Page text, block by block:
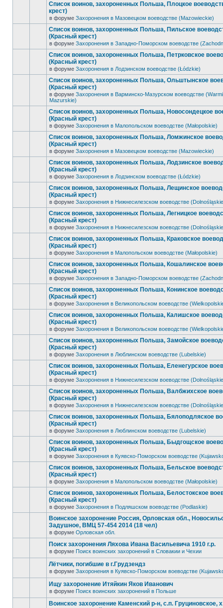
Список воинов, захороненных Польша, Плоцкое
крест)
в форуме Захоронения в Мазовецком воеводстве (Mazowieckie)
Список воинов, захороненных Польша, Пильское
(Красный крест)
в форуме Захоронения в Западно-Поморском воеводстве
Список воинов, захороненных Польша, Петрковское
(Красный крест)
в форуме Захоронения в Лодзинском воеводстве (Łódzkie)
Список воинов, захороненных Польша, Ольштынское
(Красный крест)
в форуме Захоронения в Варминско-Мазурском воеводстве
Mazurskie)
Список воинов, захороненных Польша, Новосондецкое
(Красный крест)
в форуме Захоронения в Малопольском воеводстве (Małopolskie)
Список воинов, захороненных Польша, Ломжинское
(Красный крест)
в форуме Захоронения в Мазовецком воеводстве (Mazowieckie)
Список воинов, захороненных Польша, Лодзинское
(Красный крест)
в форуме Захоронения в Лодзинском воеводстве (Łódzkie)
Список воинов, захороненных Польша, Лещинское
(Красный крест)
в форуме Захоронения в Нижнесилезском воеводстве
Список воинов, захороненных Польша, Легницкое
(Красный крест)
в форуме Захоронения в Нижнесилезском воеводстве
Список воинов, захороненных Польша, Краковское
(Красный крест)
в форуме Захоронения в Малопольском воеводстве (Małopolskie)
Список воинов, захороненных Польша, Кошалинское
(Красный крест)
в форуме Захоронения в Западно-Поморском воеводстве
Список воинов, захороненных Польша, Конинское
(Красный крест)
в форуме Захоронения в Великопольском воеводстве
Список воинов, захороненных Польша, Калишское
(Красный крест)
в форуме Захоронения в Великопольском воеводстве
Список воинов, захороненных Польша, Замойское
(Красный крест)
в форуме Захоронения в Люблинском воеводстве (Lubelskie)
Список воинов, захороненных Польша, Еленегурское
(Красный крест)
в форуме Захоронения в Нижнесилезском воеводстве
Список воинов, захороненных Польша, Валбжихское
(Красный крест)
в форуме Захоронения в Нижнесилезском воеводстве
Список воинов, захороненных Польша, Бялоподляское
(Красный крест)
в форуме Захоронения в Люблинском воеводстве (Lubelskie)
Список воинов, захороненных Польша, Быдгощское
(Красный крест)
в форуме Захоронения в Куявско-Поморском воеводстве
Список воинов, захороненных Польша, Бельское
(Красный крест)
в форуме Захоронения в Малопольском воеводстве (Małopolskie)
Список воинов, захороненных Польша, Белостокское
(Красный крест)
в форуме Захоронения в Подляшском воеводстве (Podlaskie)
Воинское захоронение Россия, Орловская обл.,
Задушное, ВМЦ 57-454 2014 (18 чел)
в форуме Орловская обл.
Поиск захоронения Ляхова Ивана Васильевича 1910 г.р.
в форуме Поиск воинских захоронений в Словакии и Чехии
Лётчики, погибшие в г.Грудзендз
в форуме Захоронения в Куявско-Поморском воеводстве
Ищу захоронение Итяйкин Яков Иванович
в форуме Поиск воинских захоронений в Польше
Воинское захоронение Каменский р-н, с.п. Груциновское,